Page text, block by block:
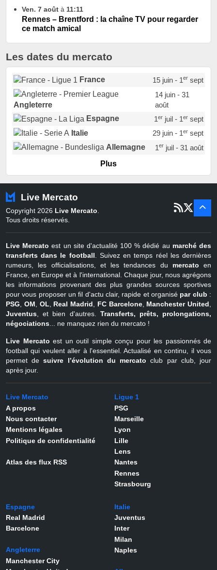
Ven. 7 août à 11:11
Rennes – Brentford : la chaîne TV pour regarder
ce match amical
Les dates du mercato
France 15 juin - 1ersept
Angleterre
14 juin - 31
août
Espagne
1erjuil - 1ersept
Italie
29 juin - 1ersept
Allemagne
1erjuil - 31 août
Portugal
Pays-Bas
22 juin - 2 sept
Belgique
juil - 31
Plus
Live Mercato
Copyright 2026 Live Mercato
Tous droits réservés.
Live Mercato est un site d'actualité 100 % dédié au marché des
transferts dans le football . Suivez en temps réel les dernières
rumeurs, les officialisations, et les tendances du mercato en
France, en Europe et à l'international. Chaque jour, nous agrégons
les informations provenant des plus grandes sources sportives
pour vous proposer un fil d'actu clair, rapide et organisé par club :
PSG
OM OL Real Madrid FC Barcelone, Manchester United
Juventus , et bien d'autres. Transferts, prêts, prolongations,
négociations ... ne manquez rien du mercato !
Live Mercato est un outil simple conçu pour les passionnés de
football qui veulent aller à l'essentiel. Actualisé en continu, il vous
permet desuivre l’évolution du mercato club par club, jour
après jour.
Live Mercato
A propos
Nous contacter
Mentions légales
Politique de confidentialité
Atlas des flux RSS
Ligue 1
PSG
Marseille
Lyon
Lille
Lens
Nantes
Rennes
Strasbourg
Espagne
Real Madrid
Barcelone
Angleterre
Manchester City
Italie
Juventus
Inter
Milan
Naples